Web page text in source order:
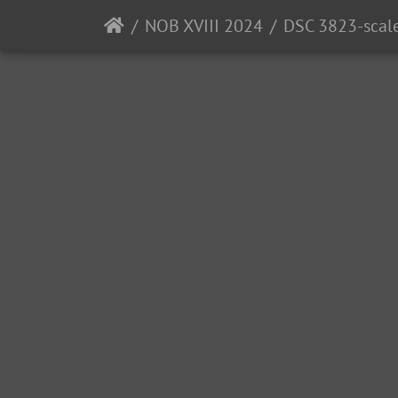
NOB XVIII 2024 DSC 3823-